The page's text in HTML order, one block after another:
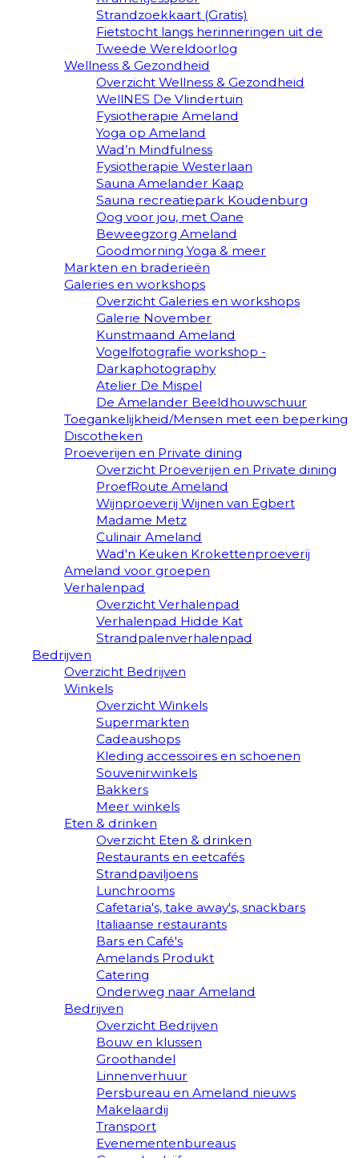
Strandzoekkaart (Gratis)
Fietstocht langs herinneringen uit de
Tweede Wereldoorlog
Wellness & Gezondheid
Overzicht Wellness & Gezondheid
WellNES De Vlindertuin
Fysiotherapie Ameland
Yoga op Ameland
Wad’n Mindfulness
Fysiotherapie Westerlaan
Sauna Amelander Kaap
Sauna recreatiepark Koudenburg
Oog voor jou, met Oane
Beweegzorg Ameland
Goodmorning Yoga & meer
Markten en braderieën
Galeries en workshops
Overzicht Galeries en workshops
Galerie November
Kunstmaand Ameland
Vogelfotografie workshop -
Darkaphotography
Atelier De Mispel
De Amelander Beeldhouwschuur
Toegankelijkheid/Mensen met een beperking
Discotheken
Proeverijen en Private dining
Overzicht Proeverijen en Private dining
ProefRoute Ameland
Wijnproeverij Wijnen van Egbert
Madame Metz
Culinair Ameland
Wad'n Keuken Krokettenproeverij
Ameland voor groepen
Verhalenpad
Overzicht Verhalenpad
Verhalenpad Hidde Kat
Strandpalenverhalenpad
Bedrijven
Overzicht Bedrijven
Winkels
Overzicht Winkels
Supermarkten
Cadeaushops
Kleding accessoires en schoenen
Souvenirwinkels
Bakkers
Meer winkels
Eten & drinken
Overzicht Eten & drinken
Restaurants en eetcafés
Strandpaviljoens
Lunchrooms
Cafetaria's, take away's, snackbars
Italiaanse restaurants
Bars en Café's
Amelands Produkt
Catering
Onderweg naar Ameland
Bedrijven
Overzicht Bedrijven
Bouw en klussen
Groothandel
Linnenverhuur
Persbureau en Ameland nieuws
Makelaardij
Transport
Evenementenbureaus